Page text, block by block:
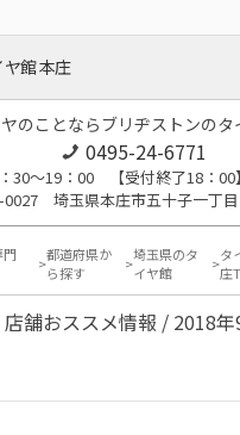
ヤ館 本庄
のことならブリヂストンのタ
0495-24-6771
30～19：00 【受付終了
0027 埼玉県本庄市五十子一丁
門
都道府県か
ら探す
埼玉県のタ
イヤ館
タ
庄
店舗おススメ情報 / 2018年